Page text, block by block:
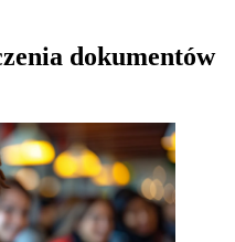
dokumentów